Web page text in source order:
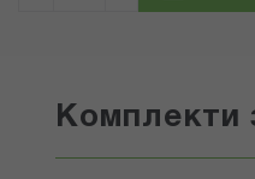
Комплекти